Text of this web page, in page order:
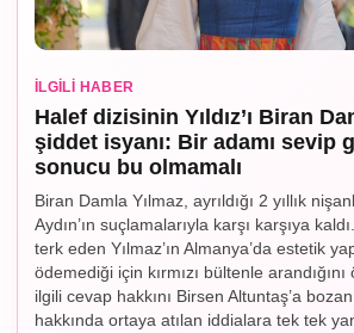
İLGILI HABER
Halef dizisinin Yıldız’ı Biran
şiddet isyanı: Bir adamı sevip
sonucu bu olmamalı
Biran Damla Yılmaz, ayrıldığı 2 yıllık
Aydın’ın suçlamalarıyla karşı karşıya
terk eden Yılmaz’ın Almanya’da estetik
ödemediği için kırmızı bültenle
ilgili cevap hakkını Birsen Altuntaş’a
hakkında ortaya atılan iddialara tek tek